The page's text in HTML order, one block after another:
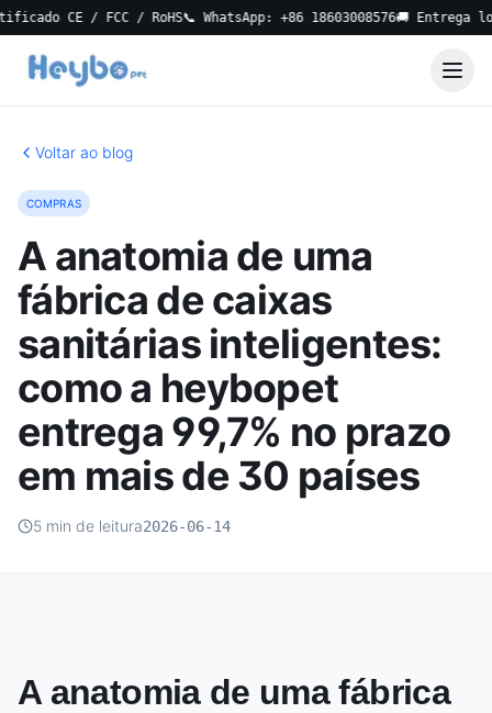
CE / FCC / RoHS 📞 WhatsApp: +86 18603008576🚚 Entrega local
Voltar ao blog
COMPRAS
A anatomia de uma
fábrica de caixas
sanitárias inteligentes:
como a heybopet
entrega 99,7% no prazo
em mais de 30 países
5 min de leitura2026-06-14
A anatomia de uma fábrica